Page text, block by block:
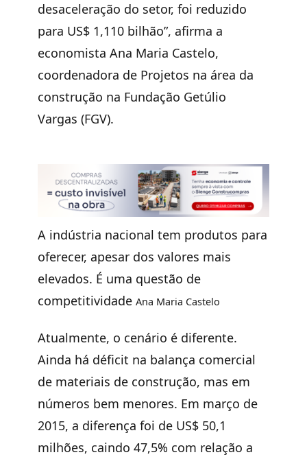
desaceleração do setor, foi reduzido
para US$ 1,110 bilhão”, afirma a
economista Ana Maria Castelo,
coordenadora de Projetos na área da
construção na Fundação Getúlio
Vargas (FGV).
A indústria nacional tem produtos para
oferecer, apesar dos valores mais
elevados. É uma questão de
competitividade Ana Maria Castelo
Atualmente, o cenário é diferente.
Ainda há déficit na balança comercial
de materiais de construção, mas em
números bem menores. Em março de
2015, a diferença foi de US$ 50,1
milhões, caindo 47,5% com relação a